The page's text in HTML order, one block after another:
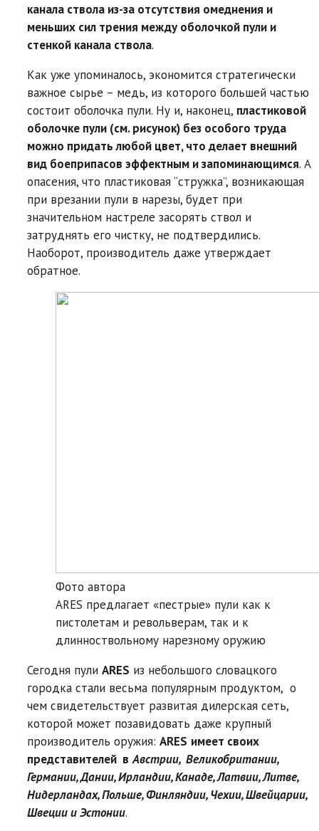
канала ствола из-за отсутствия омеднения и
меньших сил трения между оболочкой пули и
стенкой канала ствола.
Как уже упоминалось, экономится стратегически
важное сырье – медь, из которого большей частью
состоит оболочка пули. Ну и, наконец, пластиковой
оболочке пули (см. рисунок) без особого труда
можно придать любой цвет, что делает внешний
вид боеприпасов эффектным и запоминающимся. А
опасения, что пластиковая “стружка”, возникающая
при врезании пули в нарезы, будет при
значительном настреле засорять ствол и
затруднять его чистку, не подтвердились.
Наоборот, производитель даже утверждает
обратное.
Фото автора
ARES предлагает «пестрые» пули как к
пистолетам и револьверам, так и к
длинноствольному нарезному оружию
Сегодня пули ARES из небольшого словацкого
городка стали весьма популярным продуктом, о
чем свидетельствует развитая дилерская сеть,
которой может позавидовать даже крупный
производитель оружия: ARES имеет своих
представителей в Австрии, Великобритании,
Германии, Дании, Ирландии, Канаде, Латвии, Литве,
Нидерландах, Польше, Финляндии, Чехии, Швейцарии,
Швеции и Эстонии.